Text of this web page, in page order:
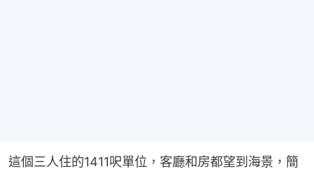
這個三人住的1411呎單位，客廳和房都望到海景，簡